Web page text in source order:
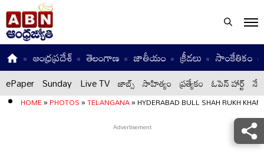
ఆంధ్రప్రదేశ్ తెలంగాణ జాతీయం క్రీడలు సాంకేతికం
ePaper Sunday Live TV జాబ్స్ సాహిత్యం ప్రత్యేకం ఓపెన్ హార్ట్
HOME»PHOTOS»TELANGANA»HYDERABAD BULL SHAH RUKH